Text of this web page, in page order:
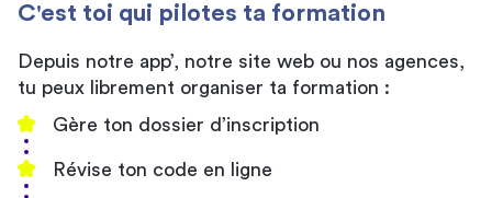
C'est toi qui pilotes ta formation
Depuis notre app’, notre site web ou nos agences,
tu peux librement organiser ta formation :
Gère ton dossier d’inscription
Révise ton code en ligne